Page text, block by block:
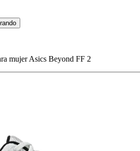
mujer Asics Beyond FF 2